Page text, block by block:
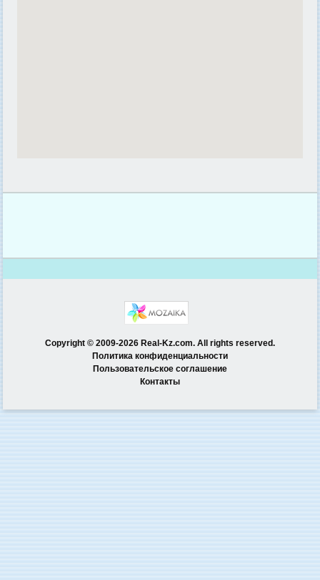
Copyright © 2009-2026 Real-Kz.com. All rights reserved.
Политика конфиденциальности
Пользовательское соглашение
Контакты